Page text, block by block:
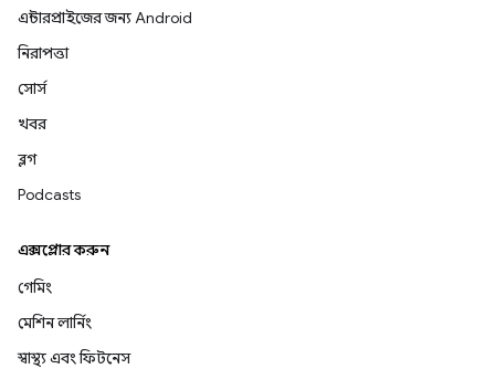
এন্টারপ্রাইজের জন্য Android
নিরাপত্তা
সোর্স
খবর
ব্লগ
Podcasts
এক্সপ্লোর করুন
গেমিং
মেশিন লার্নিং
স্বাস্থ্য এবং ফিটনেস